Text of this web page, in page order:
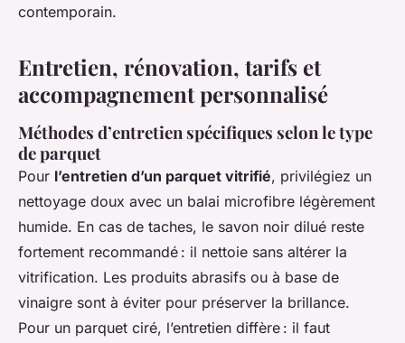
contemporain.
Entretien, rénovation, tarifs et
accompagnement personnalisé
Méthodes d’entretien spécifiques selon le type
de parquet
Pour l’entretien d’un parquet vitrifié, privilégiez un
nettoyage doux avec un balai microfibre légèrement
humide. En cas de taches, le savon noir dilué reste
fortement recommandé : il nettoie sans altérer la
vitrification. Les produits abrasifs ou à base de
vinaigre sont à éviter pour préserver la brillance.
Pour un parquet ciré, l’entretien diffère : il faut